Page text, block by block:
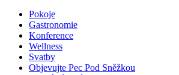
Pokoje
Gastronomie
Konference
Wellness
Svatby
Objevujte Pec Pod Sněžkou